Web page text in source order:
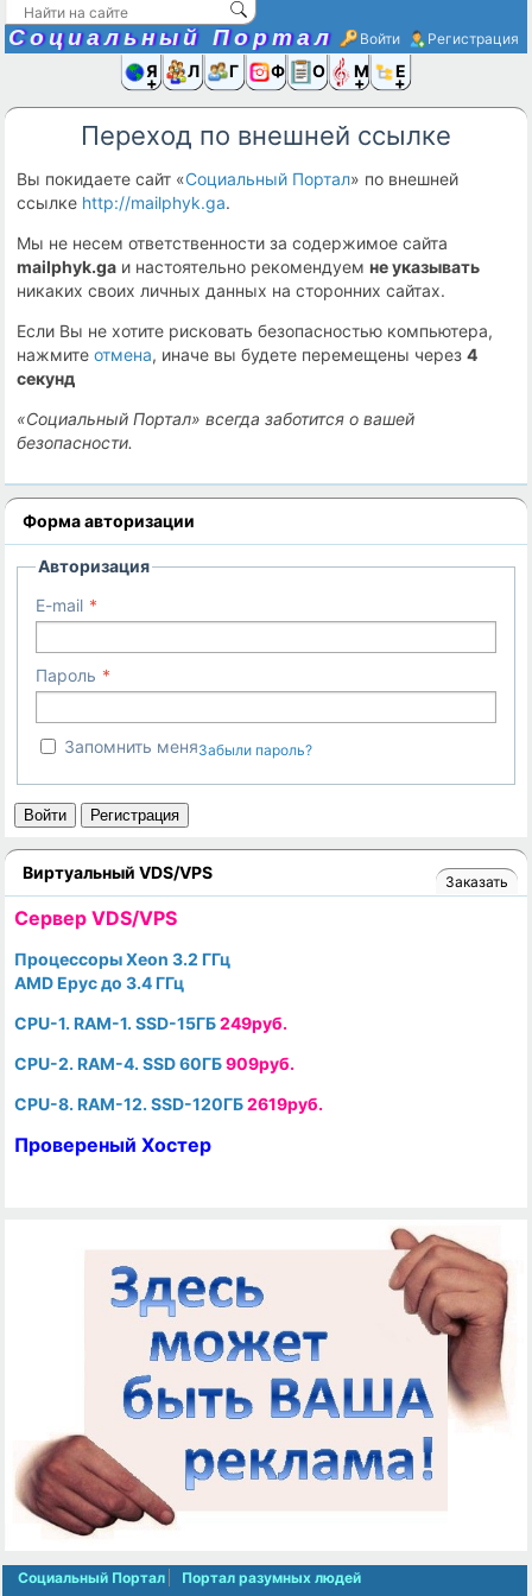
Социальный Портал Войти Регистрация
Я иЛюди
Группы
Фото Ещё
Переход по внешней ссылке
Вы покидаете сайт «Социальный Портал» по внешней
ссылке http://mailphyk.ga.
Мы не несем ответственности за содержимое сайта
mailphyk.ga и настоятельно рекомендуемне указывать
никаких своих личных данных на сторонних сайтах.
Если Вы не хотите рисковать безопасностью компьютера,
нажмитеотмена, иначе вы будете перемещены через4
секунд
«Социальный Портал» всегда заботится о вашей
безопасности.
Форма авторизации
Авторизация
E-mail
Пароль
Запомнить меняЗабыли пароль?
Войти Регистрация
Виртуальный VDS/VPS Заказать
Cервер VDS/VPS
Процессоры Xeon 3.2 ГГц
AMD Epyc до 3.4 ГГц
CPU-1. RAM-1. SSD-15ГБ249руб.
CPU-2. RAM-4. SSD 60ГБ909руб.
CPU-8. RAM-12. SSD-120ГБ2619руб.
Провереный Хостер
Социальный Портал Портал разумных людей